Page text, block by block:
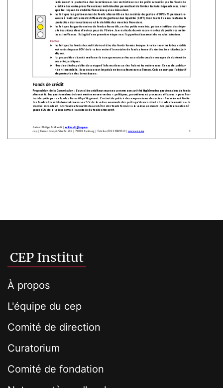
CEP Institut
À propos
L'équipe du cep
Comité de direction
Curatorium
Comité de fondation